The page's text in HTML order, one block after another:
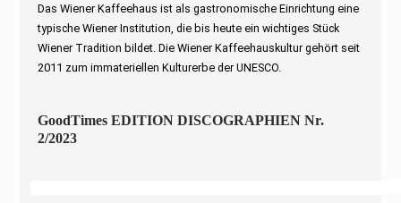
Das Wiener Kaffeehaus ist als gastronomische Einrichtung eine
typische Wiener Institution, die bis heute ein wichtiges Stück
Wiener Tradition bildet. Die Wiener Kaffeehauskultur gehört seit
2011 zum immateriellen Kulturerbe der UNESCO.
GoodTimes EDITION DISCOGRAPHIEN Nr.
2/2023